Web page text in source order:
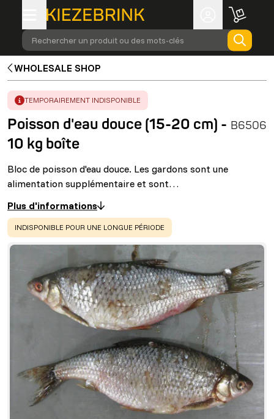
Rechercher un produit ou des mots-clés
WHOLESALE SHOP
ERROR:
TEMPORAIREMENT INDISPONIBLE
Poisson d'eau douce (15-20 cm) -
10 kg boîte
B6506
Bloc de poisson d'eau douce. Les gardons sont une
alimentation supplémentaire et sont…
Plus d'informations
WARNING:
INDISPONIBLE POUR UNE LONGUE PÉRIODE